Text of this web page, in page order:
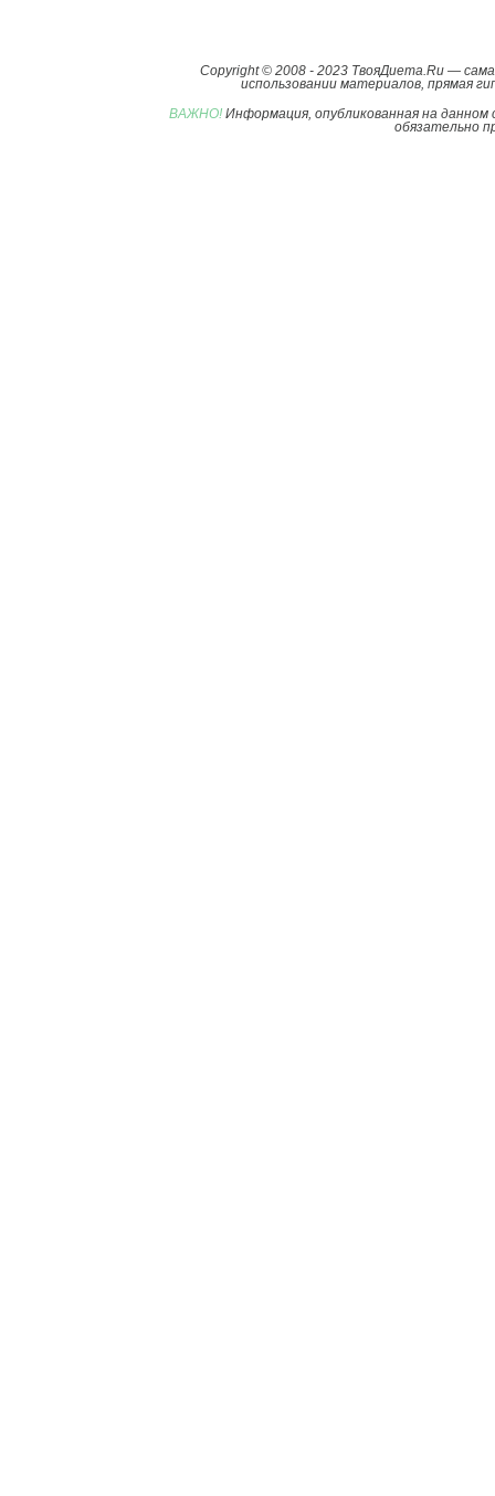
Copyright © 2008 - 2023 ТвояДиета.Ru —
использовании материалов, прямая
ВАЖНО! Информация, опубликованная на
обязательно